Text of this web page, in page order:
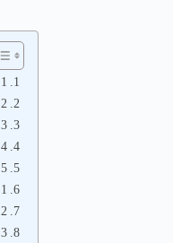
1. Meningkatkan Awareness
2. Membangun Citra Positif
3. Menjadi Rujukan Media
4. Mendukung Strategi Promosi
5. Mengarahkan Opini Publik
1. Judul yang Menarik
2. Lead atau Paragraf Pembuka
3. Isi Utama